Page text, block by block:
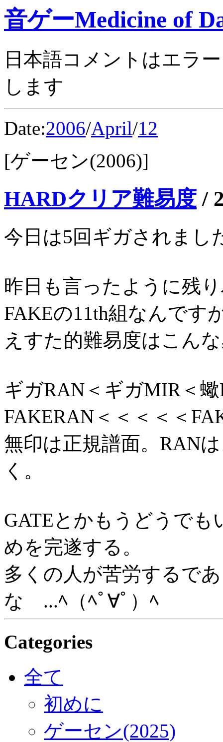
音ゲーMedicine of
日本語コメントはエラ
します
Date:2006/April/12
[ゲーセン(2006)]
HARDクリア難易度 /
今日は5回ギガされまし
昨日も言ったように残
FAKEの11th組なんです
えすた的難易度はこん
ギガRAN＜ギガMIR＜
FAKERAN＜＜＜＜＜
無印は正規譜面。RAN
く。
GATEとかもうどうでも
めを完遂する。
多くの人が苦労するで
な ...ﾍ（ﾍﾟ∀ﾟ）ﾍ
Categories
全て
初めに
ゲーセン(2025)